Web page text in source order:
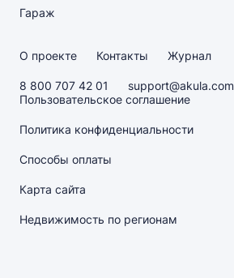
Гараж
О проекте Контакты Журнал
8 800 707 42 01
support@akula.com
Пользовательское соглашение
Политика конфиденциальности
Способы оплаты
Карта сайта
Недвижимость по регионам